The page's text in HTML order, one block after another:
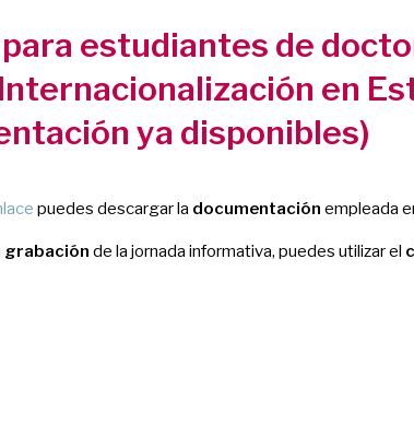
estudiantes de
en
ya disponibles)
puedes descargar la documentación empleada
grabación de la jornada informativa, puedes utilizar el